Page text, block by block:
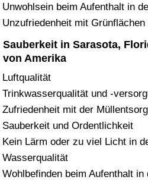
Unwohlsein beim Aufenthalt in
Unzufriedenheit mit Grünflächen
Sauberkeit in Sarasota,
von Amerika
Luftqualität
Trinkwasserqualität und -
Zufriedenheit mit der
Sauberkeit und Ordentlichkeit
Kein Lärm oder zu viel Licht in
Wasserqualität
Wohlbefinden beim Aufenthalt in
Gesundheitsversorgungs-
Gesundheitsversorgungs-
Umweltverschmutzung
Umweltverschmutzungs-Index
Verschmutzungsindex
Umweltverschmutzungs-